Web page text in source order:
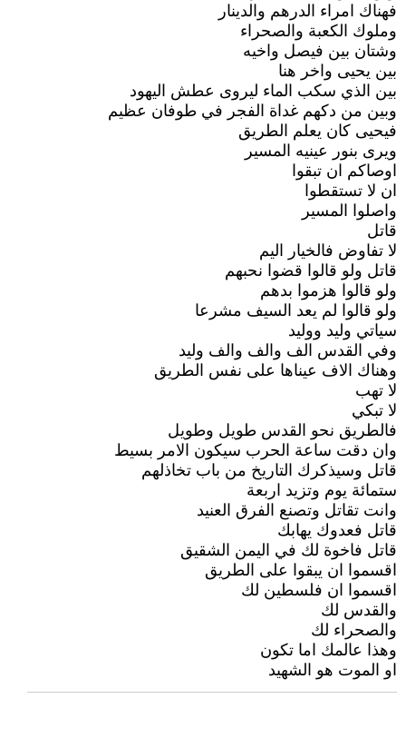
فهناك امراء الدرهم والدينار
وملوك الكعبة والصحراء
وشتان بين فيصل واخيه
بين يحيى واخر هنا
بين الذي سكب الماء ليروى عطش اليهود
وبين من دكهم غداة الفجر في طوفان عظيم
فيحيى كان يعلم الطريق
ويرى بنور عينيه المسير
اوصاكم ان تبقوا
ان لا تستقطوا
واصلوا المسير
قاتل
لا تفاوض فالخيار اليم
قاتل ولو قالوا قضوا نحبهم
ولو قالوا هزموا بدهم
ولو قالوا لم يعد السيف مشرعا
سياتي وليد ووليد
وفي القدس الف والف والف وليد
وهناك الاف عيناها على نفس الطريق
لا تهب
لا تبكي
فالطريق نحو القدس طويل وطويل
وان دقت ساعة الحرب سيكون الامر بسيط
قاتل وسيذكرك التاريخ من باب تخاذلهم
ستمائة يوم وتزيد اربعة
وانت تقاتل وتصنع الفرق العنيد
قاتل فعدوك يهابك
قاتل فاخوة لك في اليمن الشقيق
اقسموا ان يبقوا على الطريق
اقسموا ان فلسطين لك
والقدس لك
والصحراء لك
وهذا عالمك اما تكون
او الموت هو الشهيد